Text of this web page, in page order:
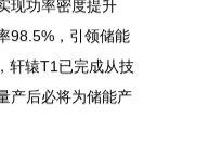
现功率密度提升
98.5%，引领储能
轩辕T1已完成从技
产后必将为储能产